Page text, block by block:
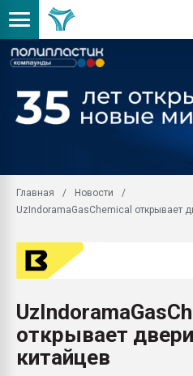
Главная
Новости
UzIndoramaGasChemical открывает
открывает
китайцев